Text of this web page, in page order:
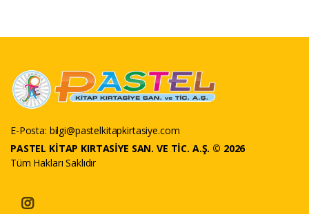
E-Posta: bilgi@pastelkitapkirtasiye.com
PASTEL KİTAP KIRTASİYE SAN. VE TİC. A.Ş. © 2026
Tüm Hakları Saklıdır